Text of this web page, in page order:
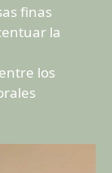
finas
la
los